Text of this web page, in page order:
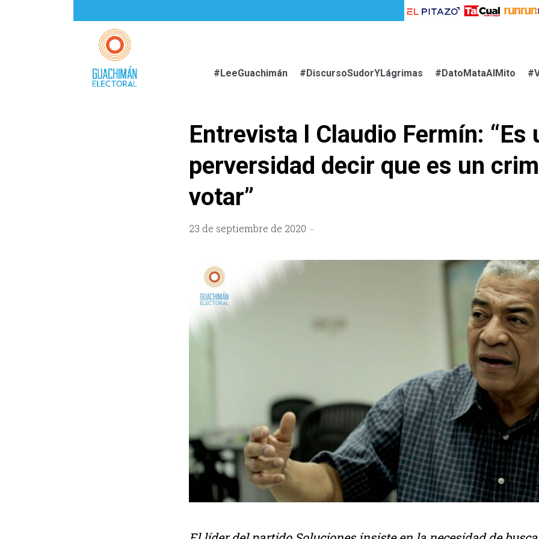
#LeeGuachimán #DiscursoSudorYLágrimas #DatoMataAlMito
Entrevista l Claudio Fermín: “Es
perversidad decir que es un
votar”
23 de septiembre de 2020